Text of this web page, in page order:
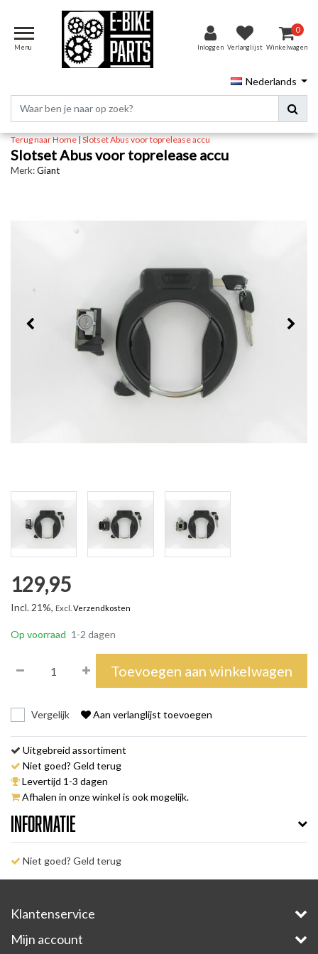
Menu Inloggen Verlanglijst
0
Winkelwagen
Nederlands
Terug naar Home|Slotset Abus voor toprelease accu
Slotset Abus voor toprelease accu
Merk:Giant
129,95
Incl. 21%, Excl. Verzendkosten
Op voorraad 1-2 dagen
Toevoegen aan winkelwagen
Vergelijk Aan verlanglijst toevoegen
Uitgebreid assortiment
Niet goed? Geld terug
Levertijd 1-3 dagen
Afhalen in onze winkel is ook mogelijk.
Informatie
Niet goed? Geld terug
Klantenservice
Mijn account